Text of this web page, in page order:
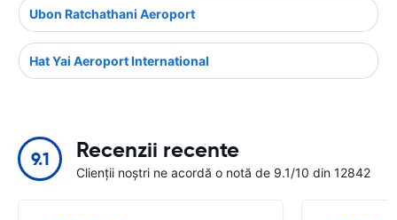
Ubon Ratchathani Aeroport
Hat Yai Aeroport International
9.1 Recenzii recente
Clienții noștri ne acordă o notă de 9.1/10 din 12842